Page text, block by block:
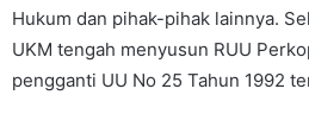
Hukum dan pihak-pihak lainnya.
UKM tengah menyusun RUU
pengganti UU No 25 Tahun 1992